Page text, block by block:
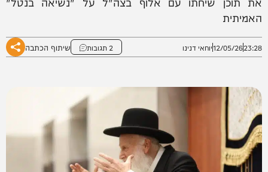
האמיתית
23:28
12/05/26יוחאי דנינו 2 תגובות שיתוף הכתבה